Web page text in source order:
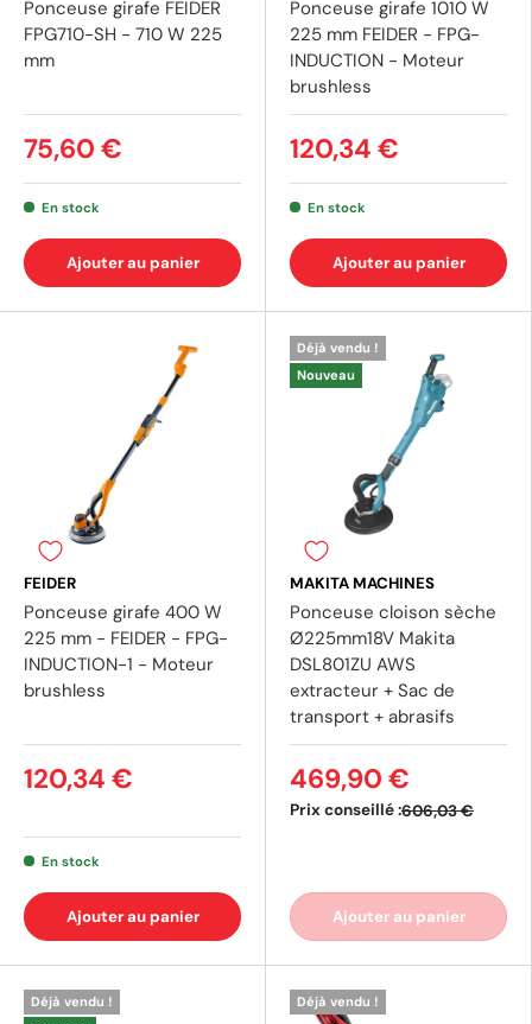
Ponceuse girafe FEIDER
FPG710-SH - 710 W 225
mm
75,60 €
En stock
Ajouter au panier
Ponceuse girafe 1010 W
225 mm FEIDER - FPG-
INDUCTION - Moteur
brushless
120,34 €
En stock
Ajouter au panier
FEIDER
Ponceuse girafe 400 W
225 mm - FEIDER - FPG-
INDUCTION-1 - Moteur
brushless
120,34 €
En stock
Ajouter au panier
Déjà vendu !
Nouveau
MAKITA MACHINES
Ponceuse cloison sèche
Ø225mm18V Makita
DSL801ZU AWS
extracteur + Sac de
transport + abrasifs
Prix conseillé :606,03 €
469,90 €
Ajouter au panier
Déjà vendu !
Déjà vendu !